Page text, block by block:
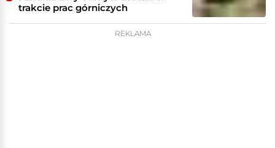
trakcie prac górniczych
REKLAMA